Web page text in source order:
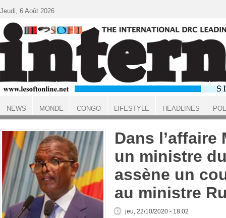
ACCUEIL
Dans l’affaire
un ministre
assène un
au ministre
jeu, 22/10/2020 - 18:02
Jeudi, 6 Août 2026
NEWS MONDE CONGO LIFESTYLE HEADLINES